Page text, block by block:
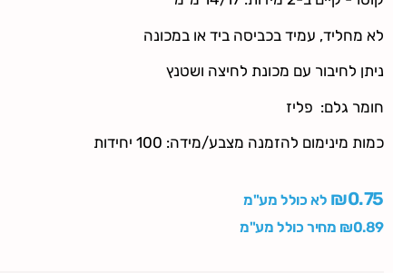
לא מחליד, עמיד בכביסה ביד או במכונה
ניתן לחיבור עם מכונת לחיצה ושטנץ
חומר גלם: פליז
כמות מינימום להזמנה מצבע/מידה: 100 יחידות
₪0.75
לא כולל מע"מ
₪0.89 מחיר כולל מע"מ